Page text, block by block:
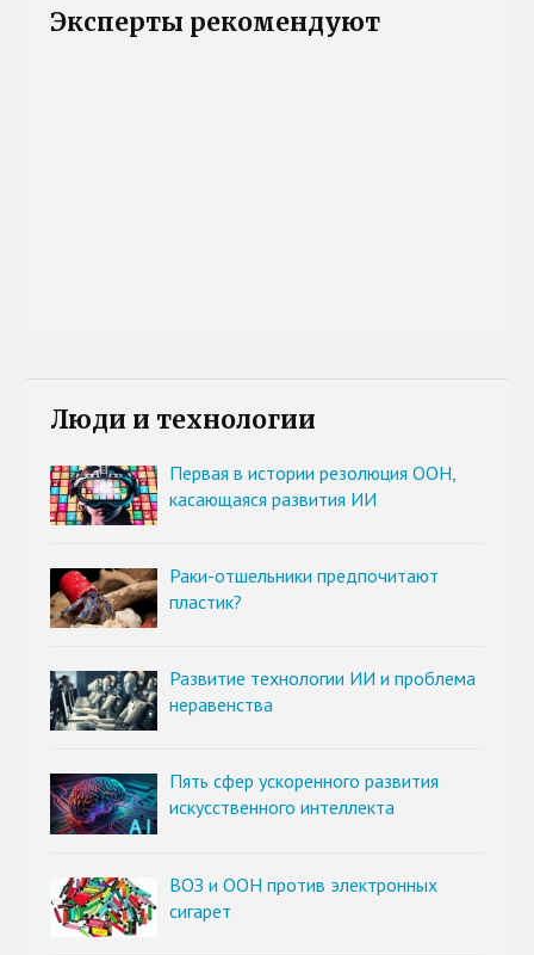
Эксперты рекомендуют
Люди и технологии
Первая в истории резолюция ООН,
касающаяся развития ИИ
Раки-отшельники предпочитают
пластик?
Развитие технологии ИИ и проблема
неравенства
Пять сфер ускоренного развития
искусственного интеллекта
ВОЗ и ООН против электронных
сигарет